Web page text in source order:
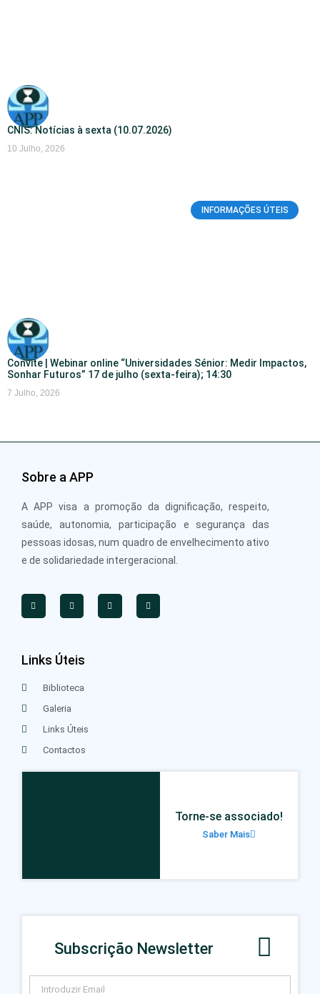
CNIS: Notícias à sexta (10.07.2026)
10 Julho, 2026
INFORMAÇÕES ÚTEIS
Convite | Webinar online “Universidades Sénior: Medir Impactos,
Sonhar Futuros” 17 de julho (sexta-feira); 14:30
7 Julho, 2026
Sobre a APP
A APP visa a promoção da dignificação, respeito,
saúde, autonomia, participação e segurança das
pessoas idosas, num quadro de envelhecimento ativo
e de solidariedade intergeracional.
Links Úteis
Biblioteca
Galeria
Links Úteis
Contactos
Torne-se associado!
Saber Mais
Subscrição Newsletter